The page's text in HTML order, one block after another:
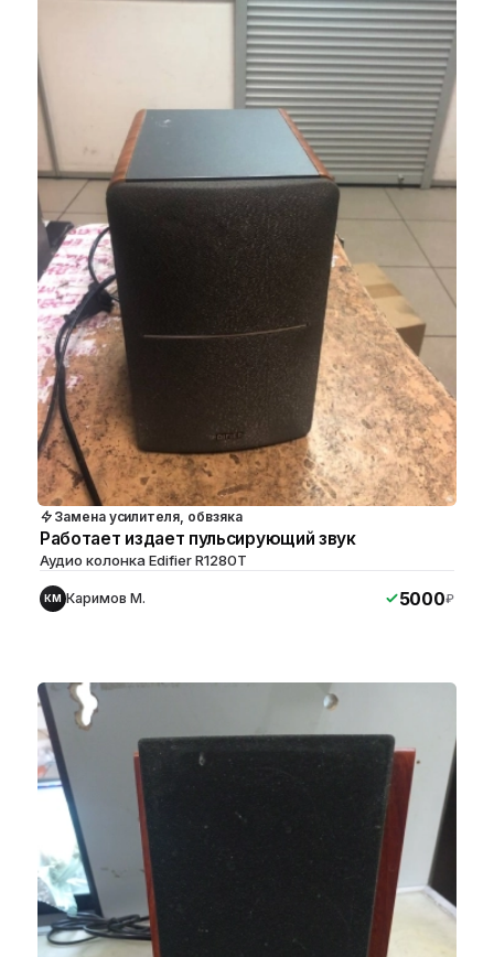
Замена усилителя, обвзяка
Работает издает пульсирующий звук
Аудио колонка Edifier R1280T
КМ Каримов М. 5000₽